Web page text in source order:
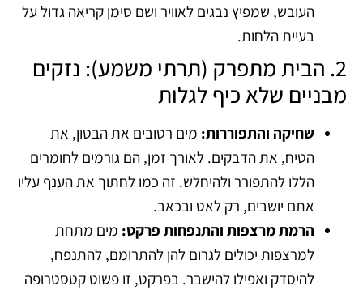
העובש, שמפיץ נבגים לאוויר ושם סימן קריאה גדול על
בעיית הלחות.
2. הבית מתפרק (תרתי משמע): נזקים
מבניים שלא כיף לגלות
שחיקה והתפוררות: מים רטובים את הבטון, את
הטיח, את הדבקים. לאורך זמן, הם גורמים לחומרים
הללו להתפורר ולהיחלש. זה כמו לחתוך את הענף עליו
אתם יושבים, רק לאט ובכאב.
הרמת מרצפות והתנפחות פרקט: מים מתחת
למרצפות יכולים לגרום להן להתרומם, להתנפח,
להיסדק ואפילו להישבר. בפרקט, זו פשוט קטסטרופה